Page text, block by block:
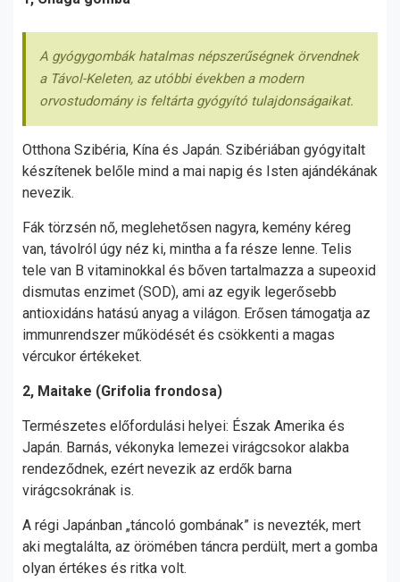
A gyógygombák hatalmas népszerűségnek örvendnek
a Távol-Keleten, az utóbbi években a modern
orvostudomány is feltárta gyógyító tulajdonságaikat.
Otthona Szibéria, Kína és Japán. Szibériában gyógyitalt
készítenek belőle mind a mai napig és Isten ajándékának
nevezik.
Fák törzsén nő, meglehetősen nagyra, kemény kéreg
van, távolról úgy néz ki, mintha a fa része lenne. Telis
tele van B vitaminokkal és bőven tartalmazza a supeoxid
dismutas enzimet (SOD), ami az egyik legerősebb
antioxidáns hatású anyag a világon. Erősen támogatja az
immunrendszer működését és csökkenti a magas
vércukor értékeket.
2, Maitake (Grifolia frondosa)
Természetes előfordulási helyei: Észak Amerika és
Japán. Barnás, vékonyka lemezei virágcsokor alakba
rendeződnek, ezért nevezik az erdők barna
virágcsokrának is.
A régi Japánban „táncoló gombának” is nevezték, mert
aki megtalálta, az örömében táncra perdült, mert a gomba
olyan értékes és ritka volt.